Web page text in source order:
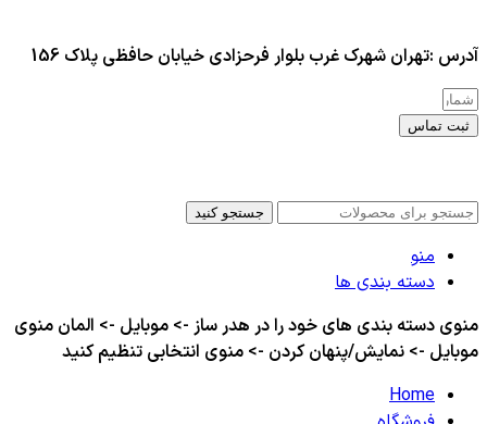
آدرس :تهران شهرک غرب بلوار فرحزادی خیابان حافظی پلاک 156
ثبت تماس
جستجو کنید
منو
دسته بندی ها
منوی دسته بندی های خود را در هدر ساز -> موبایل -> المان منوی
موبایل -> نمایش/پنهان کردن -> منوی انتخابی تنظیم کنید
Home